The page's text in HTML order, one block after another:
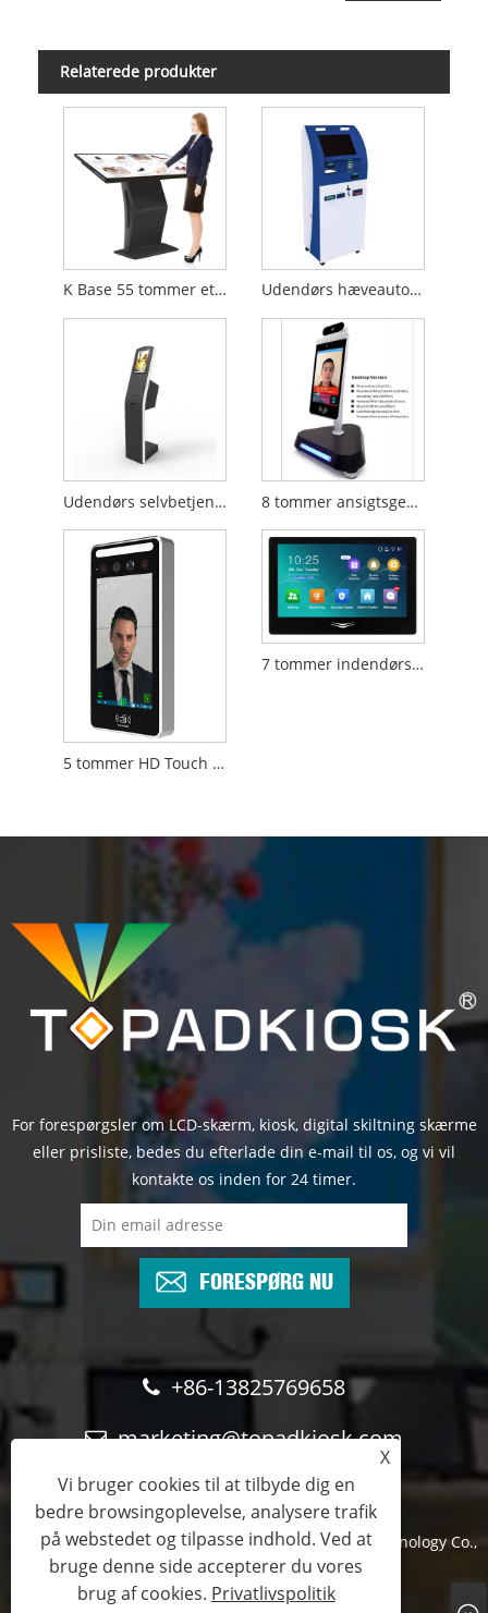
Relaterede produkter
K Base 55 tommer etage Stående information Kiosk Udendørs hæveautomat Kiosk
Udendørs selvbetjeningskiosk 8 tommer ansigtsgenkendelse terminalenhed vægmonteret
5 tommer HD Touch Screen Face Access Controller Linux
7 tommer indendørs enhed Intercom Doorbell til Villa Video Calling -telefoner
For forespørgsler om LCD-skærm, kiosk, digital skiltning skærme
eller prisliste, bedes du efterlade din e-mail til os, og vi vil
kontakte os inden for 24 timer.
FORESPØRG NU
+86-13825769658
marketing@topadkiosk.com
Copyright © 2024 Shenzhen TopAdkiosk Display Technology Co.,
Ltd. Alle rettigheder forbeholdes
Links
RSS XML Privatlivspolitik
X
Vi bruger cookies til at tilbyde dig en
bedre browsingoplevelse, analysere trafik
på webstedet og tilpasse indhold. Ved at
bruge denne side accepterer du vores
brug af cookies. Privatlivspolitik